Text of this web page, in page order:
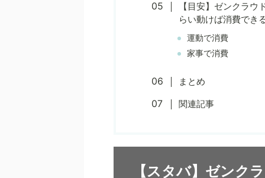
【目安】ゼンクラ
らい動けば消費でき
運動で消費
家事で消費
まとめ
関連記事
【スタバ】ゼンク